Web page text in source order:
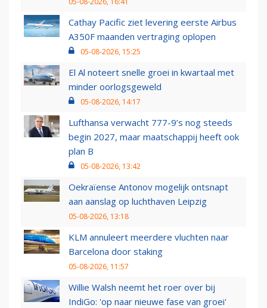
Cathay Pacific ziet levering eerste Airbus
A350F maanden vertraging oplopen
05-08-2026, 15:25
El Al noteert snelle groei in kwartaal met
minder oorlogsgeweld
05-08-2026, 14:17
Lufthansa verwacht 777-9’s nog steeds
begin 2027, maar maatschappij heeft ook
plan B
05-08-2026, 13:42
Oekraïense Antonov mogelijk ontsnapt
aan aanslag op luchthaven Leipzig
05-08-2026, 13:18
KLM annuleert meerdere vluchten naar
Barcelona door staking
05-08-2026, 11:57
Willie Walsh neemt het roer over bij
IndiGo: 'op naar nieuwe fase van groei'